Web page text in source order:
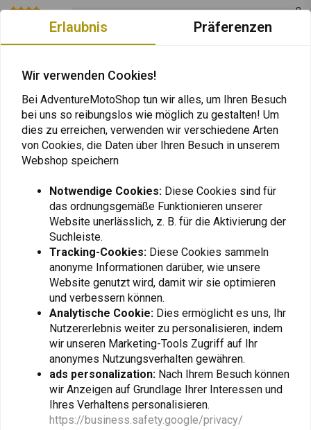
0
Fügen Sie Ihre Bewertung hinzu
CASTROL
LEISTUNG RS 2T | 1 Liter
€8,97
CASTROL
Power RS 15W-50 4T 1
Liter
€9,95
Erlaubnis Präferenzen
Wir verwenden Cookies!
Bei AdventureMotoShop tun wir alles, um Ihren Besuch
bei uns so reibungslos wie möglich zu gestalten! Um
dies zu erreichen, verwenden wir verschiedene Arten
von Cookies, die Daten über Ihren Besuch in unserem
Webshop speichern
Notwendige Cookies: Diese Cookies sind für
das ordnungsgemäße Funktionieren unserer
Website unerlässlich, z. B. für die Aktivierung der
Suchleiste.
Tracking-Cookies: Diese Cookies sammeln
anonyme Informationen darüber, wie unsere
Website genutzt wird, damit wir sie optimieren
und verbessern können.
Analytische Cookie: Dies ermöglicht es uns, Ihr
Nutzererlebnis weiter zu personalisieren, indem
wir unseren Marketing-Tools Zugriff auf Ihr
anonymes Nutzungsverhalten gewähren.
ads personalization: Nach Ihrem Besuch können
wir Anzeigen auf Grundlage Ihrer Interessen und
Ihres Verhaltens personalisieren.
https://business.safety.google/privacy/